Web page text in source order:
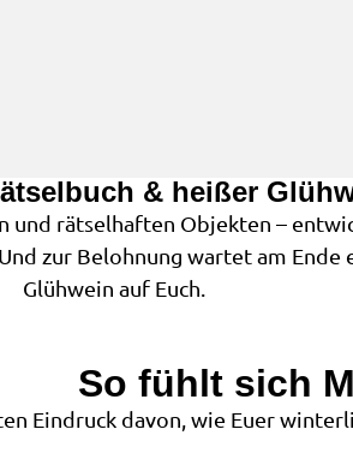
& heißer
und rätselhaften Objekten –
zur Belohnung wartet am Ende
Glühwein auf Euch.
So fühlt sich
Eindruck davon, wie Euer